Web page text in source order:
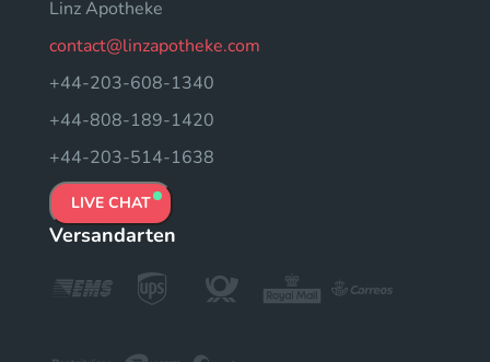
Linz Apotheke
contact@linzapotheke.com
+44-203-608-1340
+44-808-189-1420
+44-203-514-1638
LIVE CHAT
Versandarten